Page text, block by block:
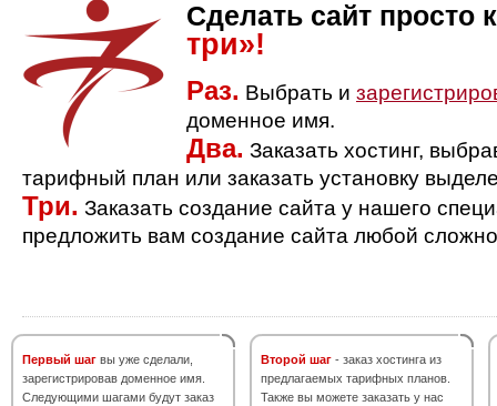
Сделать сайт просто
три»!
Раз. Выбрать и
доменное имя.
Два. Заказать хостинг,
тарифный план или заказать установку
Три. Заказать создание сайта у нашего
предложить вам создание сайта любой
Первый шаг вы уже сделали,
зарегистрировав доменное имя.
Следующими шагами будут заказ
Второй шаг - заказ хостинга из
предлагаемых тарифных планов.
Также вы можете заказать у нас